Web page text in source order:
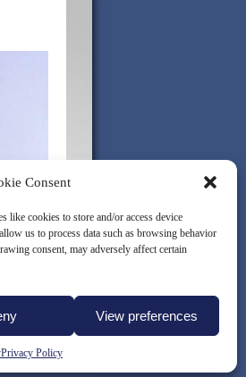
Consent
like cookies to store and/or access device
us to process data such as browsing behavior
consent, may adversely affect certain
View preferences
Privacy Policy